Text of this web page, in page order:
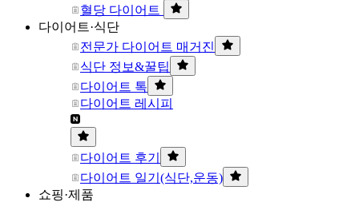
혈당 다이어트
다이어트·식단
전문가 다이어트 매거진
식단 정보&꿀팁
다이어트 톡
다이어트 레시피
다이어트 후기
다이어트 일기(식단,운동)
쇼핑·제품